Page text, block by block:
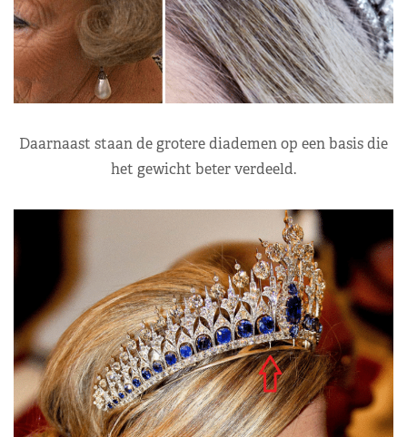
Daarnaast staan de grotere diademen op een basis die
het gewicht beter verdeeld.